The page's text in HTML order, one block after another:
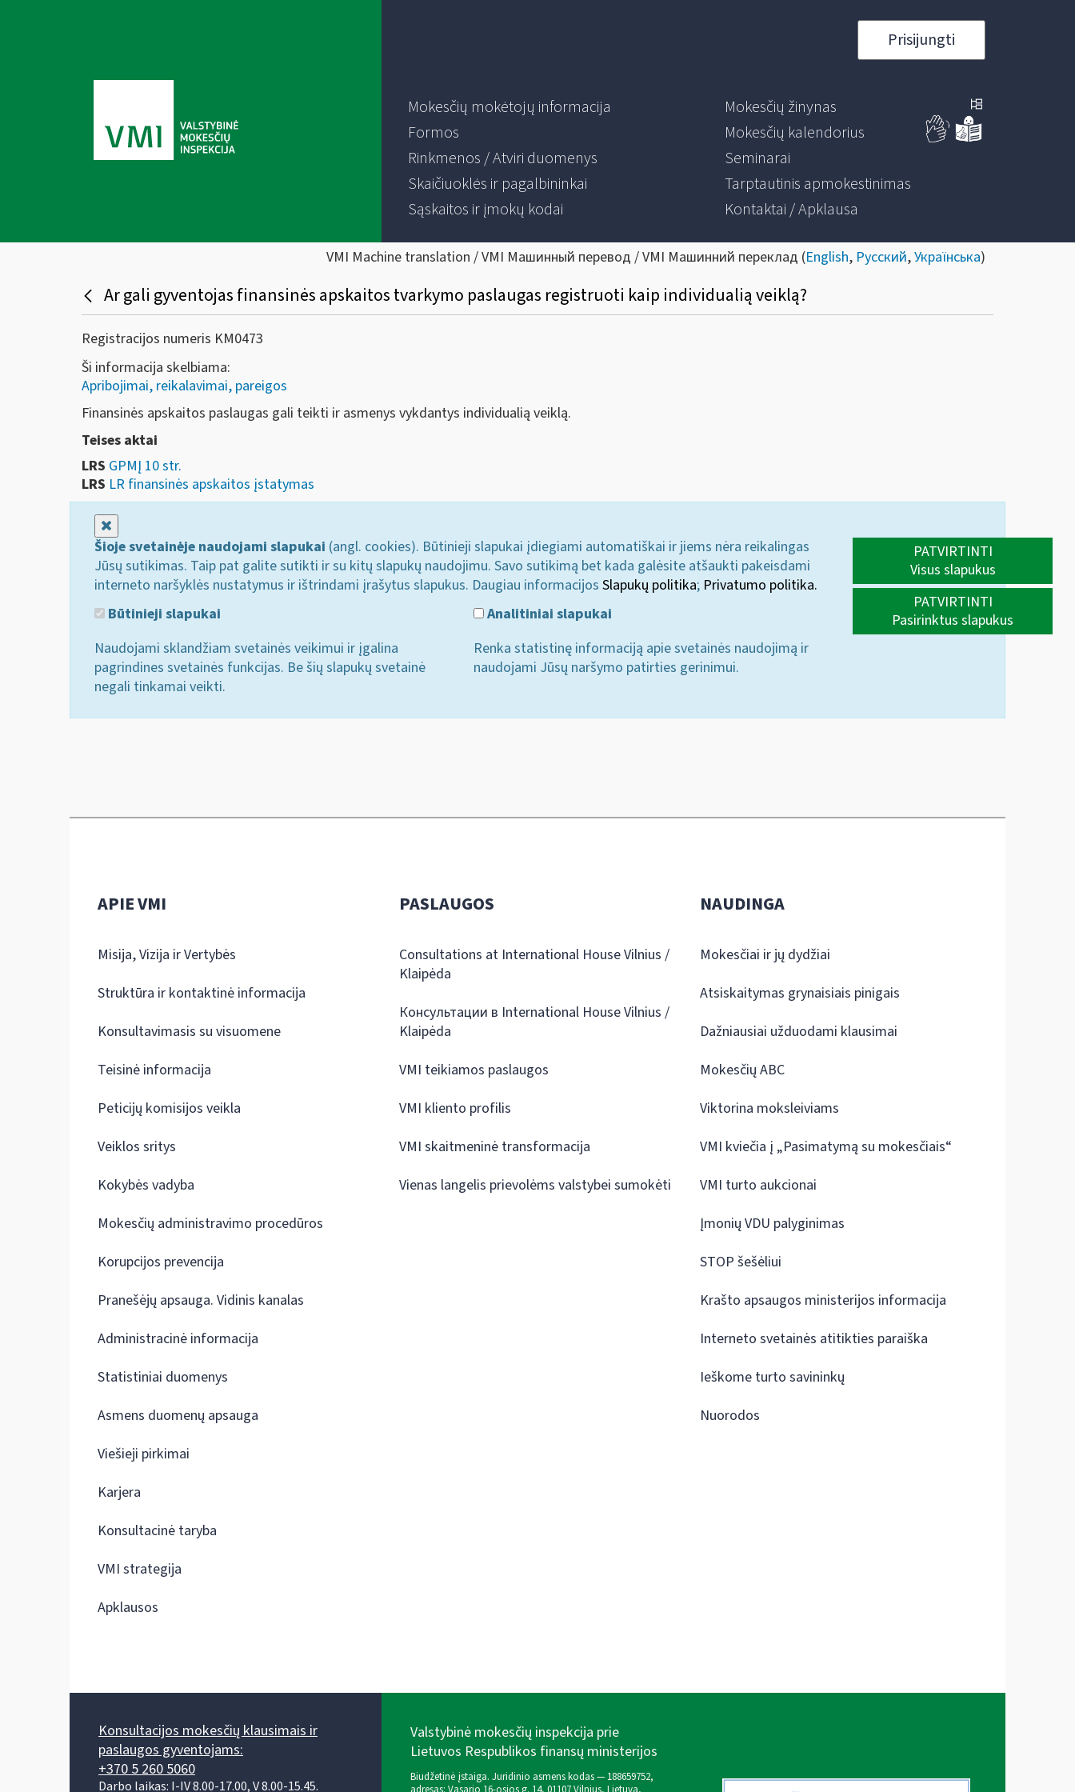
Prisijungti
Mokesčių mokėtojų informacija
Formos
Rinkmenos / Atviri duomenys
Skaičiuoklės ir pagalbininkai
Sąskaitos ir įmokų kodai
Mokesčių žinynas
Mokesčių kalendorius
Seminarai
Tarptautinis apmokestinimas
Kontaktai / Apklausa
VMI Machine translation / VMI Машинный перевод / VMI Машинний переклад (English, Русский,Українська)
Ar gali gyventojas finansinės apskaitos tvarkymo paslaugas registruoti kaip individualią veiklą?
Registracijos numeris KM0473
Ši informacija skelbiama:
Apribojimai, reikalavimai, pareigos
Finansinės apskaitos paslaugas gali teikti ir asmenys vykdantys individualią veiklą.
Teises aktai
LRS GPMĮ 10 str.
LRS LR finansinės apskaitos įstatymas
Šioje svetainėje naudojami slapukai (angl. cookies). Būtinieji slapukai įdiegiami automatiškai ir jiems nėra reikalingas
Jūsų sutikimas. Taip pat galite sutikti ir su kitų slapukų naudojimu. Savo sutikimą bet kada galėsite atšaukti pakeisdami
interneto naršyklės nustatymus ir ištrindami įrašytus slapukus. Daugiau informacijos Slapukų politika; Privatumo politika.
Būtinieji slapukai
Naudojami sklandžiam svetainės veikimui ir įgalina
pagrindines svetainės funkcijas. Be šių slapukų svetainė
negali tinkamai veikti.
Analitiniai slapukai
Renka statistinę informaciją apie svetainės naudojimą ir
naudojami Jūsų naršymo patirties gerinimui.
PATVIRTINTI
Visus slapukus
PATVIRTINTI
Pasirinktus slapukus
APIE VMI
Misija, Vizija ir Vertybės
Struktūra ir kontaktinė informacija
Konsultavimasis su visuomene
Teisinė informacija
Peticijų komisijos veikla
Veiklos sritys
Kokybės vadyba
Mokesčių administravimo procedūros
Korupcijos prevencija
Pranešėjų apsauga. Vidinis kanalas
Administracinė informacija
Statistiniai duomenys
Asmens duomenų apsauga
Viešieji pirkimai
Karjera
Konsultacinė taryba
VMI strategija
Apklausos
PASLAUGOS
Consultations at International House Vilnius /
Klaipėda
Консультации в International House Vilnius /
Klaipėda
VMI teikiamos paslaugos
VMI kliento profilis
VMI skaitmeninė transformacija
Vienas langelis prievolėms valstybei sumokėti
NAUDINGA
Mokesčiai ir jų dydžiai
Atsiskaitymas grynaisiais pinigais
Dažniausiai užduodami klausimai
Mokesčių ABC
Viktorina moksleiviams
VMI kviečia į „Pasimatymą su mokesčiais“
VMI turto aukcionai
Įmonių VDU palyginimas
STOP šešėliui
Krašto apsaugos ministerijos informacija
Interneto svetainės atitikties paraiška
Ieškome turto savininkų
Nuorodos
Konsultacijos mokesčių klausimais ir
paslaugos gyventojams:
+370 5 260 5060
Darbo laikas: I-IV 8.00-17.00, V 8.00-15.45.
Valstybinė mokesčių inspekcija prie
Lietuvos Respublikos finansų ministerijos
Biudžetinė įstaiga. Juridinio asmens kodas — 188659752,